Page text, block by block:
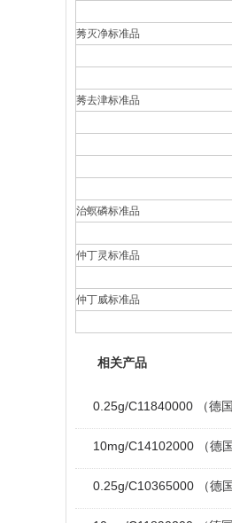
莠灭净标准品
莠去津标准品
治螟磷标准品
仲丁灵标准品
仲丁威标准品
相关产品
0.25g/C11840000 （德
10mg/C14102000 （德
0.25g/C10365000 （德